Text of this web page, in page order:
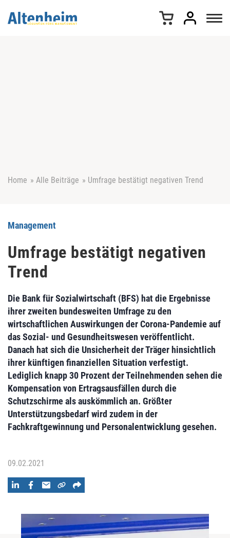
Home » Alle Beiträge » Umfrage bestätigt negativen Trend
Management
Umfrage bestätigt negativen
Trend
Die Bank für Sozialwirtschaft (BFS) hat die Ergebnisse
ihrer zweiten bundesweiten Umfrage zu den
wirtschaftlichen Auswirkungen der Corona-Pandemie auf
das Sozial- und Gesundheitswesen veröffentlicht.
Danach hat sich die Unsicherheit der Träger hinsichtlich
ihrer künftigen finanziellen Situation verfestigt.
Lediglich knapp 30 Prozent der Teilnehmenden sehen die
Kompensation von Ertragsausfällen durch die
Schutzschirme als auskömmlich an. Größter
Unterstützungsbedarf wird zudem in der
Fachkraftgewinnung und Personalentwicklung gesehen.
09.02.2021